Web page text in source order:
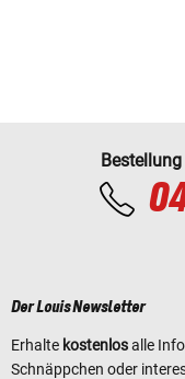
Der Louis Newsletter
Erhalte kostenlosalle
Schnäppchen oder